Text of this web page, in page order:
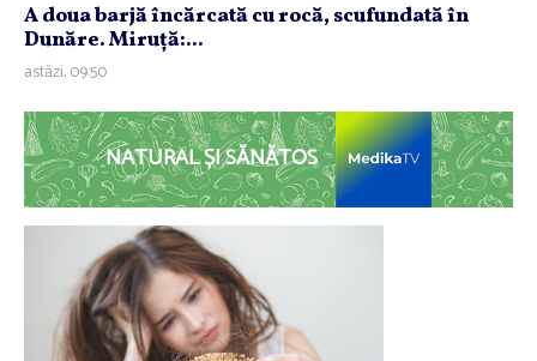
A doua barjă încărcată cu rocă, scufundată în
Dunăre. Miruţă:...
astăzi, 09:50
NATURAL ȘI SĂNĂTOS